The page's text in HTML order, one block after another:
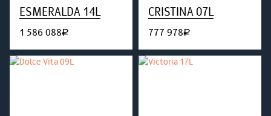
ESMERALDA 14L
1 586 088руб.
CRISTINA 07L
777 978руб.